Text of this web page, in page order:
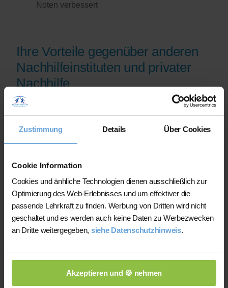
Zustimmung Details Über Cookies
Cookie Information
Cookies und änhliche Technologien dienen ausschließlich zur
Optimierung des Web-Erlebnisses und um effektiver die
passende Lehrkraft zu finden. Werbung von Dritten wird nicht
geschaltet und es werden auch keine Daten zu Werbezwecken
an Dritte weitergegeben, siehe Datenschutzhinweis.
Akzeptieren und 🍪 nehmen
Noten verbessert
Ihre Vorteile gegenüber anderen
Nachhilfeinstituten und privater
Nachhilfe
Qualifikationsnachweise vor der
Freischaltung geprüft werden.
Nachhilfe-Team.net unterstützt Sie dabei,
möglichst schnell eine zu Ihrem Bedarf
passende Lehrkraft zu finden. Bei einem
Ausfall können Sie auf Wunsch bei der
Vermittlung einer anderen Lehrkraft
unterstützt werden.
ihren Unterricht eigenständig.
Die jeweilige Lehrkraft stimmt Lernziele,